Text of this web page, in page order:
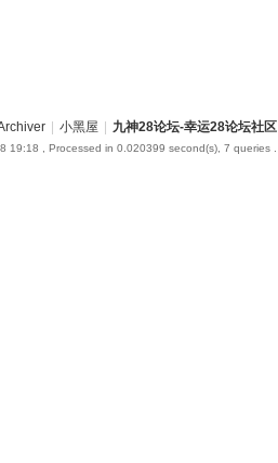
小黑屋 九神28论坛-幸运28论坛社区
19:18 , Processed in 0.020399 second(s), 7 queries .